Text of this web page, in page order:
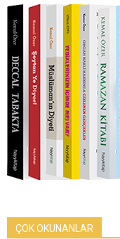
ÇOK OKUNANLAR